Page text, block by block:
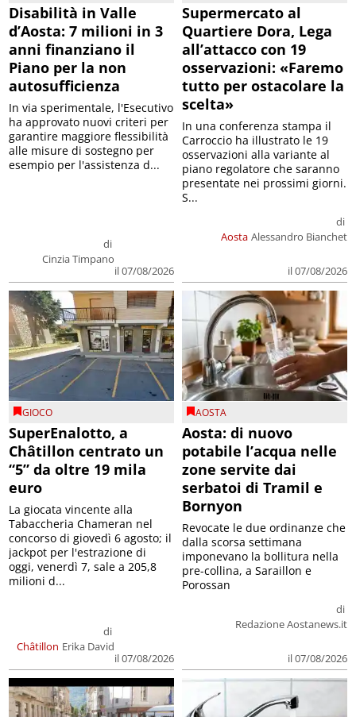
Disabilità in Valle
d’Aosta: 7 milioni in 3
anni finanziano il
Piano per la non
autosufficienza
di
Cinzia Timpano
il 07/08/2026
In via sperimentale, l'Esecutivo
ha approvato nuovi criteri per
garantire maggiore flessibilità
alle misure di sostegno per
esempio per l'assistenza d...
Supermercato al
Quartiere Dora, Lega
all’attacco con 19
osservazioni: «Faremo
tutto per ostacolare la
scelta»
Aosta
di
Alessandro Bianchet
il 07/08/2026
In una conferenza stampa il
Carroccio ha illustrato le 19
osservazioni alla variante al
piano regolatore che saranno
presentate nei prossimi giorni.
S...
GIOCO
SuperEnalotto, a
Châtillon centrato un
“5” da oltre 19 mila
euro
Châtillon
di
Erika David
il 07/08/2026
La giocata vincente alla
Tabaccheria Chameran nel
concorso di giovedì 6 agosto; il
jackpot per l'estrazione di
oggi, venerdì 7, sale a 205,8
milioni d...
AOSTA
Aosta: di nuovo
potabile l’acqua nelle
zone servite dai
serbatoi di Tramil e
Bornyon
di
Redazione Aostanews.it
il 07/08/2026
Revocate le due ordinanze che
dalla scorsa settimana
imponevano la bollitura nella
pre-collina, a Saraillon e
Porossan